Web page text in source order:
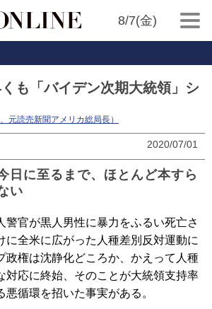
8/7(金)
も「バイデン次期大統領」シ
元読売新聞アメリカ総局長）
2020/07/01
日に至るまで、ほとんど本すら
い
官が黒人男性に暴力をふるい死亡さ
に全米に広がった人種差別反対運動に
政権は沈静化どころか、かえって人種
対応に終始、そのことが大統領支持率
悪循環を招いた事実がある。